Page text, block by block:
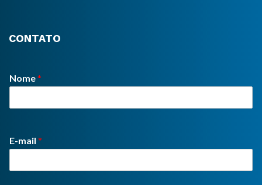
CONTATO
Nome*
E-mail *